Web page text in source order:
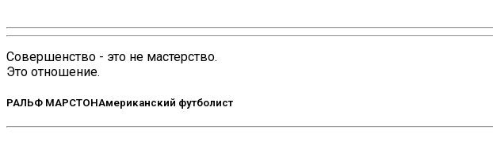
Совершенство - это не мастерство.
Это отношение.
РАЛЬФ МАРСТОНАмериканский футболист